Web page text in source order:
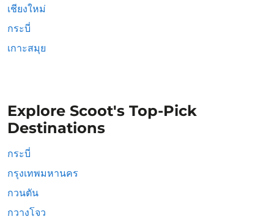
เชียงใหม่
กระบี่
เกาะสมุย
Explore Scoot's Top-Pick
Destinations
กระบี่
กรุงเทพมหานคร
กวนตัน
กวางโจว